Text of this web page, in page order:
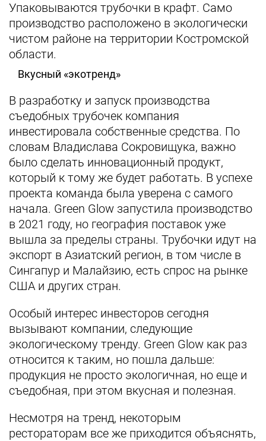
Упаковываются трубочки в крафт. Само
производство расположено в экологически
чистом районе на территории Костромской
области.
Вкусный «экотренд»
В разработку и запуск производства
съедобных трубочек компания
инвестировала собственные средства. По
словам Владислава Сокровищука, важно
было сделать инновационный продукт,
который к тому же будет работать. В успехе
проекта команда была уверена с самого
начала. Green Glow запустила производство
в 2021 году, но география поставок уже
вышла за пределы страны. Трубочки идут на
экспорт в Азиатский регион, в том числе в
Сингапур и Малайзию, есть спрос на рынке
США и других стран.
Особый интерес инвесторов сегодня
вызывают компании, следующие
экологическому тренду. Green Glow как раз
относится к таким, но пошла дальше:
продукция не просто экологичная, но еще и
съедобная, при этом вкусная и полезная.
Несмотря на тренд, некоторым
рестораторам все же приходится объяснять,